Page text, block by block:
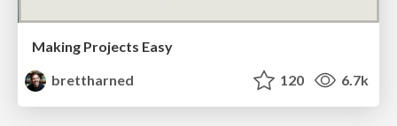
Making Projects Easy
brettharned
120 6.7k